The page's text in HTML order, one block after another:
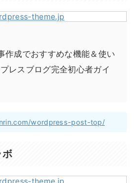
作成でおすすめな機能＆使い
レスブログ完全初心者ガイ
wordpress-post-top/
ボ